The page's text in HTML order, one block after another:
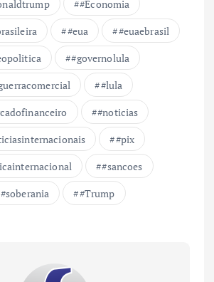
#Economia
#eua
#euaebrasil
#governolula
#lula
#noticias
#pix
#sancoes
#soberania
#Trump